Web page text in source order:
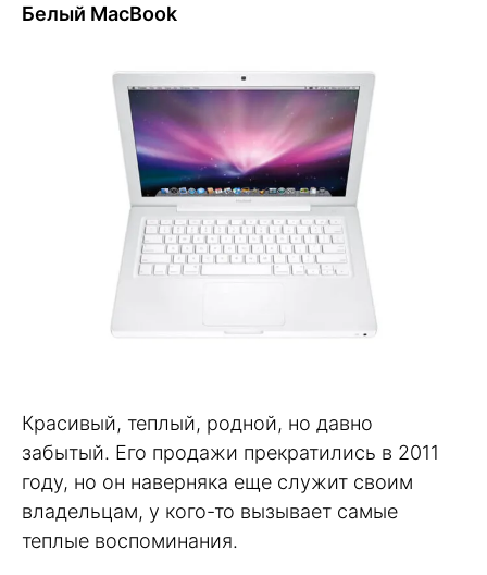
Белый MacBook
Красивый, теплый, родной, но давно
забытый. Его продажи прекратились в 2011
году, но он наверняка еще служит своим
владельцам, у кого-то вызывает самые
теплые воспоминания.